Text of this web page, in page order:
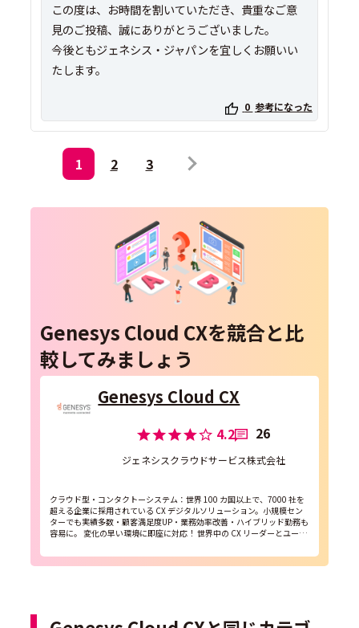
この度は、お時間を割いていただき、貴重なご意
見のご投稿、誠にありがとうございました。
今後ともジェネシス・ジャパンを宜しくお願いい
0 参考になった
1 2 3
Genesys Cloud CXを競合と比
較してみましょう
Genesys Cloud CX
4.2 26
ジェネシスクラウドサービス株式会社
クラウド型・コンタクトーシステム：世界 100 カ国以上で、7000 社を
超える企業に採用されている CX デジタルソリューション。小規模セン
ターでも実績多数・顧客満足度UP・業務効率改善・ハイブリッド勤務も
容易に。 変化の早い環境に即座に対応！ 世界中の CX リーダーとユーザ